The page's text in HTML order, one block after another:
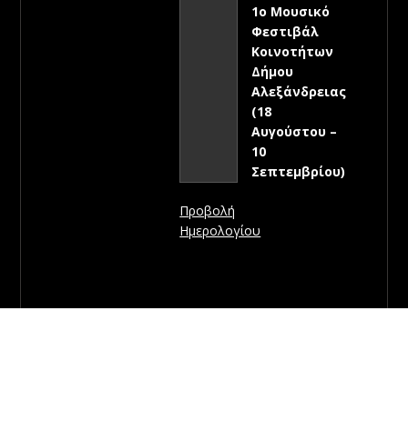
1ο Μουσικό
Φεστιβάλ
Κοινοτήτων
Δήμου
Αλεξάνδρειας
(18
Αυγούστου –
10
Σεπτεμβρίου)